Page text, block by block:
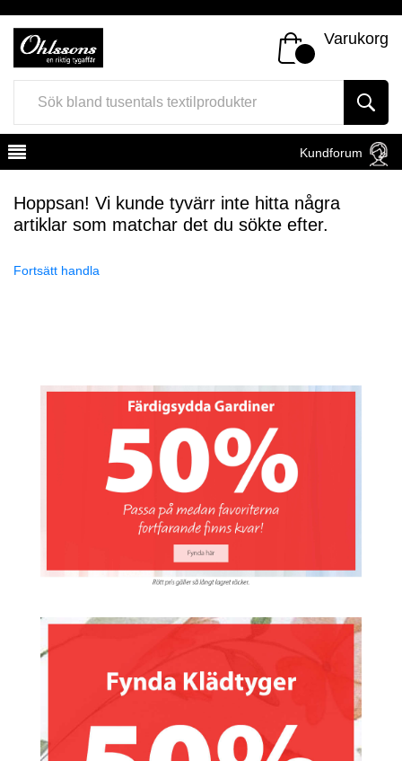
Varukorg
Kundforum
Hoppsan! Vi kunde tyvärr inte hitta några
artiklar som matchar det du sökte efter.
Fortsätt handla